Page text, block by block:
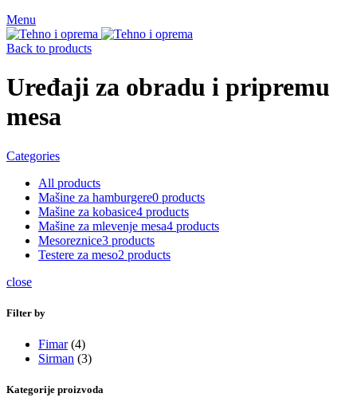
Menu
Back to products
Uređaji za obradu i pripremu
mesa
Categories
All products
Mašine za hamburgere0 products
Mašine za kobasice4 products
Mašine za mlevenje mesa4 products
Mesoreznice3 products
Testere za meso2 products
close
Filter by
Fimar (4)
Sirman (3)
Kategorije proizvoda